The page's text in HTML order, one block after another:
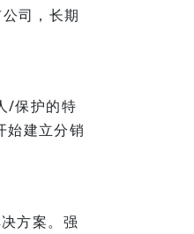
司，长期
/保护的特
始建立分销
方案。强